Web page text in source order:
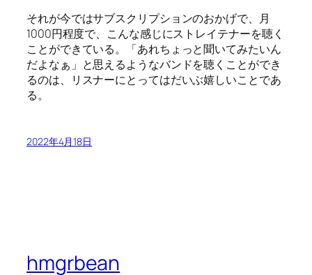
それが今ではサブスクリプションのおかげで、月
1000円程度で、こんな感じにストレイテナーを聴く
ことができている。「あれちょっと聞いてみたいん
だよなぁ」と思えるようなバンドを聴くことができ
るのは、リスナーにとってはだいぶ嬉しいことであ
る。
2022年4月18日
hmgrbean